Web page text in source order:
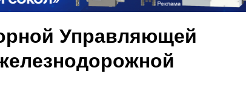
Управляющей